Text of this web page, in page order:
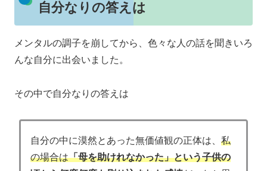
自分なりの答えは
メンタルの調子を崩してから、色々な人の話を聞きいろ
んな自分に出会いました。
その中で自分なりの答えは
自分の中に漠然とあった無価値観の正体は、 私
の場合は「母を助けれなかった」という子供の